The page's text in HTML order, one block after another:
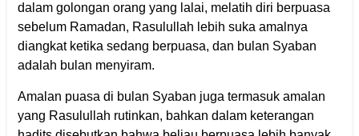
dalam golongan orang yang lalai, melatih diri berpuasa
sebelum Ramadan, Rasulullah lebih suka amalnya
diangkat ketika sedang berpuasa, dan bulan Syaban
adalah bulan menyiram.
Amalan puasa di bulan Syaban juga termasuk amalan
yang Rasulullah rutinkan, bahkan dalam keterangan